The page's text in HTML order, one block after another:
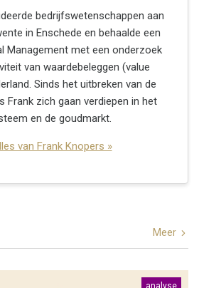
bedrijfswetenschappen aan
in Enschede en behaalde een
Management met een onderzoek
van waardebeleggen (value
Sinds het uitbreken van de
Frank zich gaan verdiepen in het
en de goudmarkt.
van Frank Knopers »
Meer
analyse